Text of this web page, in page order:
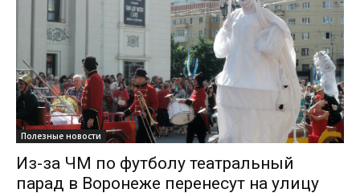
Полезные новости
Из-за ЧМ по футболу театральный
парад в Воронеже перенесут на улицу